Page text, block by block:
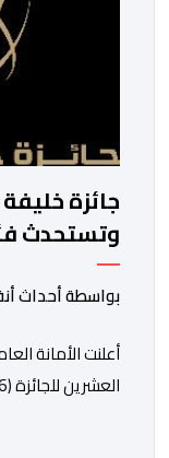
جائزة
وتستحدث
الاصطناعي
بواسطة أحداث
أعلنت الأمانة